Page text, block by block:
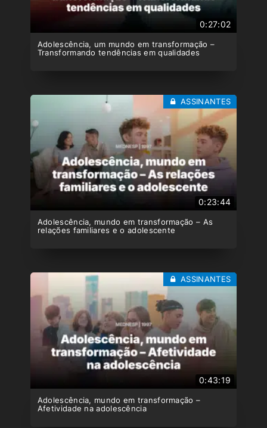
0:27:02
Adolescência, um mundo em transformação –
Transformando tendências em qualidades
0:23:44
Adolescência, mundo em transformação – As
relações familiares e o adolescente
ASSINANTES
0:43:19
Adolescência, mundo em transformação –
Afetividade na adolescência
ASSINANTES